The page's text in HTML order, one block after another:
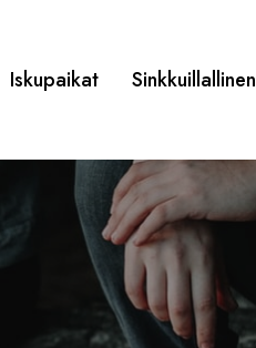
Iskupaikat Sinkkuillallinen